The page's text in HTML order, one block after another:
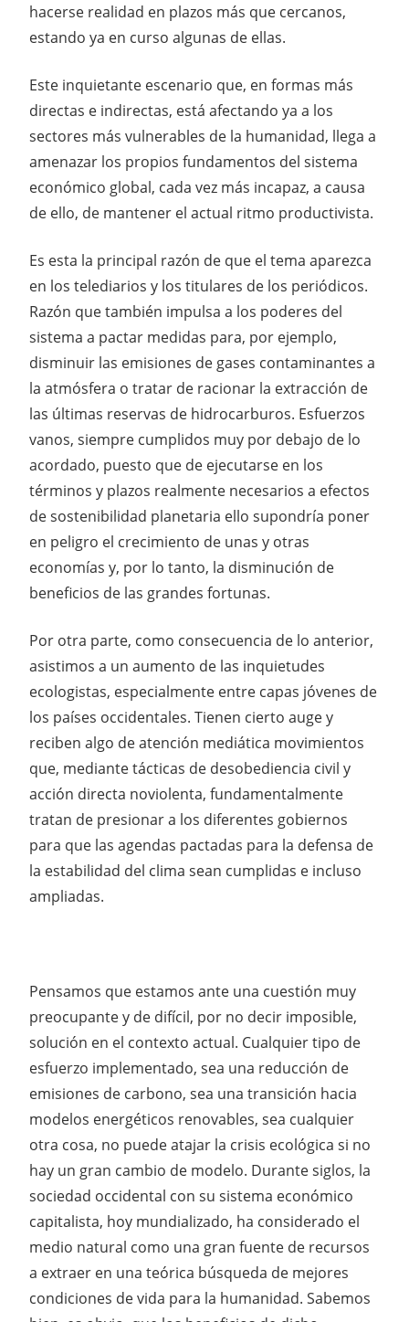
hacerse realidad en plazos más que cercanos,
estando ya en curso algunas de ellas.
Este inquietante escenario que, en formas más
directas e indirectas, está afectando ya a los
sectores más vulnerables de la humanidad, llega a
amenazar los propios fundamentos del sistema
económico global, cada vez más incapaz, a causa
de ello, de mantener el actual ritmo productivista.
Es esta la principal razón de que el tema aparezca
en los telediarios y los titulares de los periódicos.
Razón que también impulsa a los poderes del
sistema a pactar medidas para, por ejemplo,
disminuir las emisiones de gases contaminantes a
la atmósfera o tratar de racionar la extracción de
las últimas reservas de hidrocarburos. Esfuerzos
vanos, siempre cumplidos muy por debajo de lo
acordado, puesto que de ejecutarse en los
términos y plazos realmente necesarios a efectos
de sostenibilidad planetaria ello supondría poner
en peligro el crecimiento de unas y otras
economías y, por lo tanto, la disminución de
beneficios de las grandes fortunas.
Por otra parte, como consecuencia de lo anterior,
asistimos a un aumento de las inquietudes
ecologistas, especialmente entre capas jóvenes de
los países occidentales. Tienen cierto auge y
reciben algo de atención mediática movimientos
que, mediante tácticas de desobediencia civil y
acción directa noviolenta, fundamentalmente
tratan de presionar a los diferentes gobiernos
para que las agendas pactadas para la defensa de
la estabilidad del clima sean cumplidas e incluso
ampliadas.
Pensamos que estamos ante una cuestión muy
preocupante y de difícil, por no decir imposible,
solución en el contexto actual. Cualquier tipo de
esfuerzo implementado, sea una reducción de
emisiones de carbono, sea una transición hacia
modelos energéticos renovables, sea cualquier
otra cosa, no puede atajar la crisis ecológica si no
hay un gran cambio de modelo. Durante siglos, la
sociedad occidental con su sistema económico
capitalista, hoy mundializado, ha considerado el
medio natural como una gran fuente de recursos
a extraer en una teórica búsqueda de mejores
condiciones de vida para la humanidad. Sabemos